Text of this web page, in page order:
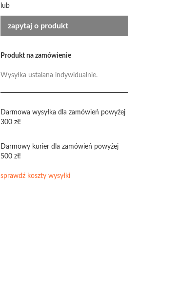
lub
zapytaj o produkt
Produkt na zamówienie
Wysyłka ustalana indywidualnie.
Darmowa wysyłka dla zamówień powyżej
300 zł!
Darmowy kurier dla zamówień powyżej
500 zł!
sprawdź koszty wysyłki